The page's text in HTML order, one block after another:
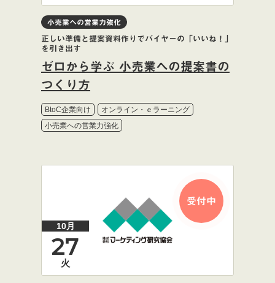
小売業への営業力強化
正しい準備と提案資料作りでバイヤーの「いいね！」
を引き出す
ゼロから学ぶ 小売業への提案書の
つくり方
BtoC企業向け
オンライン・ｅラーニング
小売業への営業力強化
受付中
10月
27
火